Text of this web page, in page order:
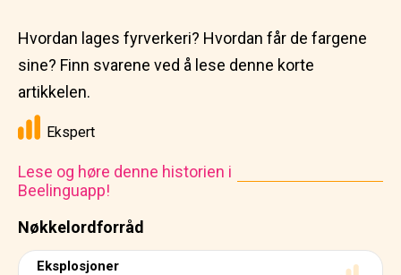
Nøkkelordforråd
Eksplosjoner
Hvordan lages fyrverkeri? Hvordan får de fargene
sine? Finn svarene ved å lese denne korte
artikkelen.
Ekspert
Lese og høre denne historien i
Beelinguapp!